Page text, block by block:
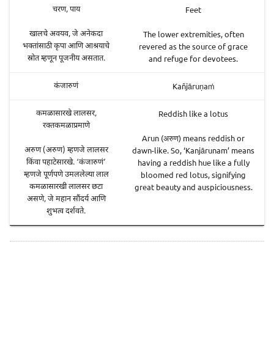
चरण, पाय
खालचे अवयव, जे अनेकदा
भक्तांसाठी कृपा आणि आश्रयाचे
स्रोत म्हणून पूजनीय असतात.
Feet
The lower extremities, often
revered as the source of grace
and refuge for devotees.
कंजारुणं Kañjāruṇaṁ
कमळासारखे लालसर,
रक्तकमळाप्रमाणे
अरुण (अरुण) म्हणजे लालसर
किंवा पहाटेसारखे. ‘कंजारुणं’
म्हणजे पूर्णपणे उमललेल्या लाल
कमळासारखी लालसर छटा
असणे, जे महान सौंदर्य आणि
शुभत्व दर्शवते.
Reddish like a lotus
Arun (अरुण) means reddish or
dawn-like. So, ‘Kanjārunam’ means
having a reddish hue like a fully
bloomed red lotus, signifying
great beauty and auspiciousness.